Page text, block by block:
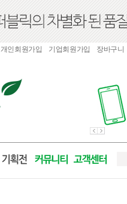
개인회원가입 기업회원가입 장바구니